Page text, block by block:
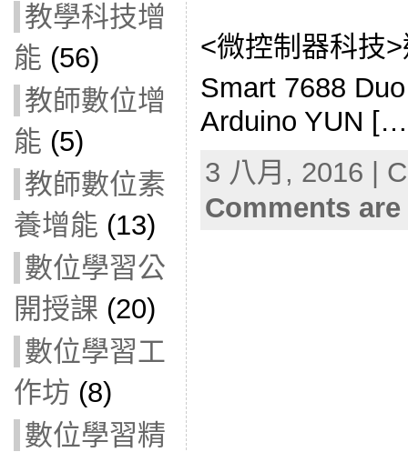
教學科技增
能 (56)
教師數位增
能 (5)
教師數位素
養增能 (13)
數位學習公
開授課 (20)
數位學習工
作坊 (8)
數位學習精
<微控制器科技
Smart 7688
Arduino YUN
3 八月, 2016 |
Comments